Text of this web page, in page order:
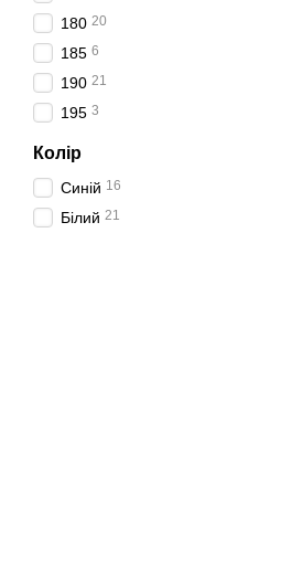
180 20
185 6
190 21
195 3
Колір
Синій 16
Білий 21